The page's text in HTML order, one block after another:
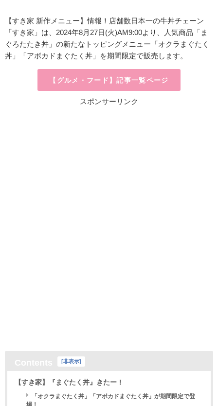
【すき家 新作メニュー】情報！店舗数日本一の牛丼チェーン
「すき家」 は、 2024年8月27日(火)AM9:00より、人気商品「ま
ぐろたたき丼」の新たなトッピングメニュー「オクラまぐたく
丼」「アボカドまぐたく丼」を期間限定で販売します。
【グルメ・フード】記事一覧ページ
スポンサーリンク
非表示
【すき家】『まぐたく丼』きたー！
「オクラまぐたく丼」「アボカドまぐたく丼」が期間限定で登
場！